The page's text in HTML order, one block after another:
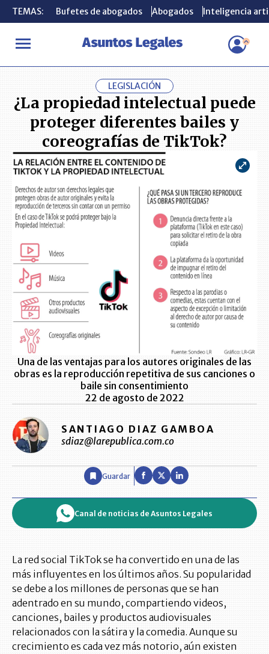
TEMAS: Bufetes de abogados Abogados Inteligencia
INICIO CONSUMIDOR ¿La propiedad intelectual puede
TEMAS: Bufetes de abogados Abogados Inteligencia
LEGISLACIÓN
¿La propiedad intelectual puede
proteger diferentes bailes y
coreografías de TikTok?
Una de las ventajas para los autores originales de las
obras es la reproducción repetitiva de sus canciones o
baile sin consentimiento
22 de agosto de 2022
SANTIAGO DIAZ GAMBOA
sdiaz@larepublica.com.co
Guardar
Canal de noticias de Asuntos Legales
La red social TikTok se ha convertido en una de las
más influyentes en los últimos años. Su popularidad
se debe a los millones de personas que se han
adentrado en su mundo, compartiendo videos,
canciones, bailes y productos audiovisuales
relacionados con la sátira y la comedia. Aunque su
crecimiento es cada vez más notorio, aún existen